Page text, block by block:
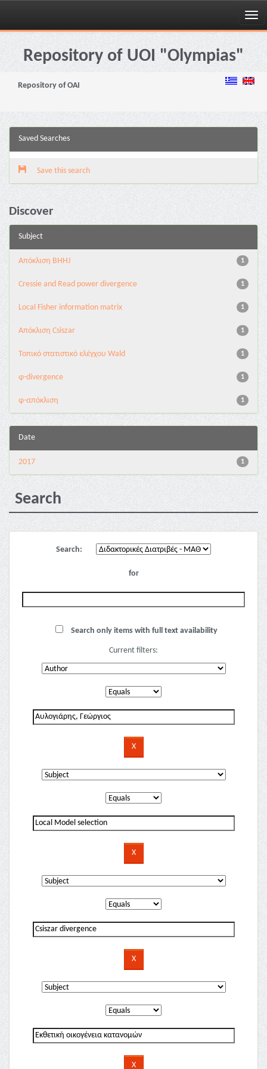
Skip
navigationRepository of UOI "Olympias"
Repository of OAI
Saved Searches
Save this search
Discover
Subject
1
Aπόκλιση BHHJ
1
Cressie and Read power divergence
1
Local Fisher information matrix
1
Απόκλιση Csiszar
1
Τοπικό στατιστικό ελέγχου Wald
1
φ-divergence
1
φ-απόκλιση
Date
1
2017
Search
Search:
for
Search only items with full text availability
Current filters: